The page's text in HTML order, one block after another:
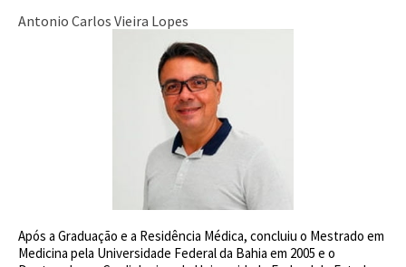
Antonio Carlos Vieira Lopes
Após a Graduação e a Residência Médica, concluiu o Mestrado em
Medicina pela Universidade Federal da Bahia em 2005 e o